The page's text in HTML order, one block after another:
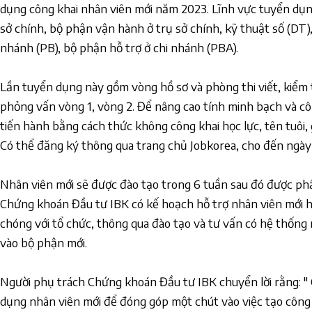
dụng công khai nhân viên mới năm 2023. Lĩnh vực tuyển
sở chính, bộ phận vận hành ở trụ sở chính, kỹ thuật số
nhánh (PB), bộ phận hỗ trợ ở chi nhánh (PBA).
Lần tuyển dụng này gồm vòng hồ sơ và phòng thi viết, kiểm
phỏng vấn vòng 1, vòng 2. Để nâng cao tính minh bạch và
tiến hành bằng cách thức không công khai học lực, tên tuôi,
Có thể đăng ký thông qua trang chủ Jobkorea, cho đến
Nhân viên mới sẽ được đào tạo trong 6 tuần sau đó được
Chứng khoán Đầu tư IBK có kế hoạch hỗ trợ nhân viên mới
chóng với tổ chức, thông qua đào tạo và tư vấn có hệ thống
vào bộ phận mới.
Người phụ trách Chứng khoán Đầu tư IBK chuyển lời rằng:
dụng nhân viên mới để đóng góp một chút vào việc tạo